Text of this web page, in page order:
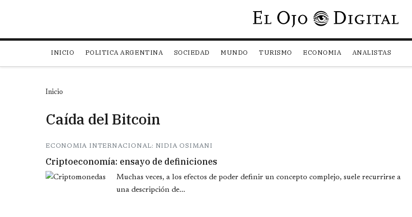
Pasar al contenido principal
INICIO POLITICA ARGENTINA SOCIEDAD MUNDO TURISMO ECONOMIA ANALISTAS
Inicio
Caída del Bitcoin
ECONOMIA INTERNACIONAL: NIDIA OSIMANI
Criptoeconomía: ensayo de definiciones
Muchas veces, a los efectos de poder definir un concepto complejo, suele recurrirse a
una descripción de...